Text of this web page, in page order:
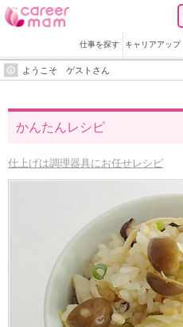
仕事を探す キャリアアップ
ようこそ ゲストさん
かんたんレシピ
仕上げは調理器具にお任せレシピ